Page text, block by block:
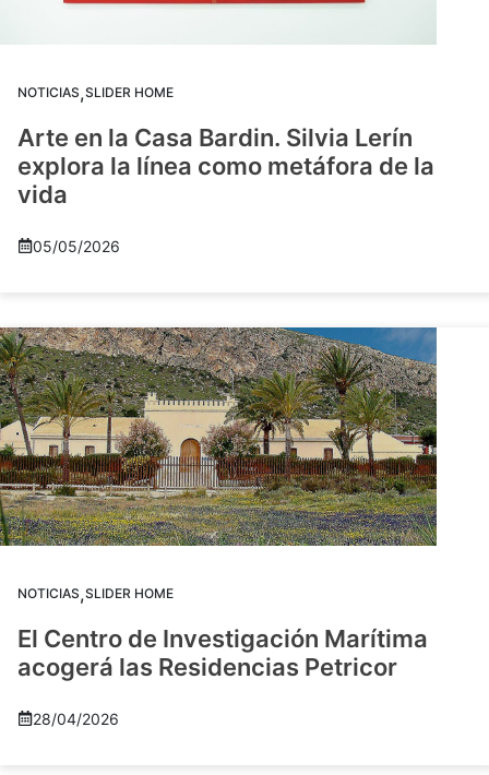
NOTICIAS,SLIDER HOME
Arte en la Casa Bardin. Silvia Lerín
explora la línea como metáfora de la
vida
05/05/2026
NOTICIAS,SLIDER HOME
El Centro de Investigación Marítima
acogerá las Residencias Petricor
28/04/2026